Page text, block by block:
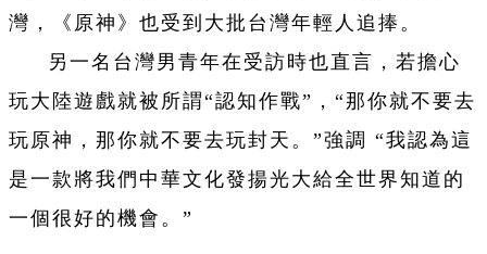
灣，《原神》也受到大批台灣年輕人追捧。
另一名台灣男青年在受訪時也直言，若擔心
玩大陸遊戲就被所謂“認知作戰”，“那你就不要去
玩原神，那你就不要去玩封天。”強調 “我認為這
是一款將我們中華文化發揚光大給全世界知道的
一個很好的機會。”